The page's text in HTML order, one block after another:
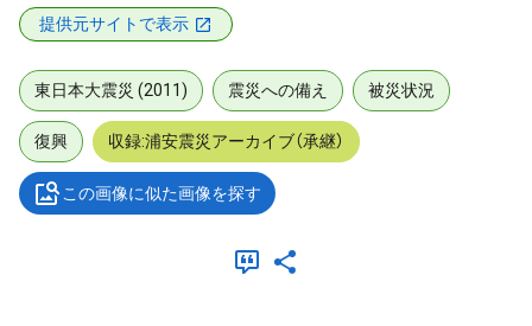
提供元サイトで表示
東日本大震災 (2011) 震災への備え 被災状況
復興 収録:浦安震災アーカイブ（承継）
この画像に似た画像を探す